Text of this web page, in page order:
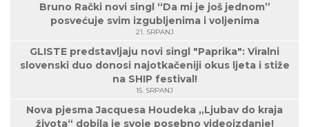
Bruno Rački novi singl “Da mi je još jednom”
posvećuje svim izgubljenima i voljenima
21. SRPANJ
GLISTE predstavljaju novi singl "Paprika": Viralni
slovenski duo donosi najotkačeniji okus ljeta i stiže
na SHIP festival!
15. SRPANJ
Nova pjesma Jacquesa Houdeka „Ljubav do kraja
života“ dobila je svoje posebno videoizdanje!